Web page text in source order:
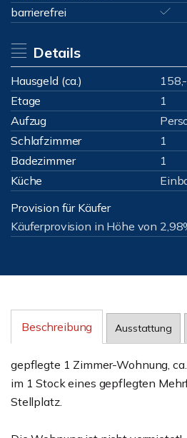
barrierefrei
Details
Hausgeld (ca.)
Etage
1
Aufzug
Schlafzimmer
1
Badezimmer
1
Küche
Provision für Käufer
Käuferprovision in Höhe von
Beschreibung Ausstattung
gepflegte 1 Zimmer-Wohnung,
im 1 Stock eines gepflegten
Stellplatz.